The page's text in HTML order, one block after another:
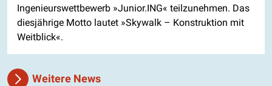
Ingenieurswettbewerb »Junior.ING« teilzunehmen. Das
diesjährige Motto lautet »Skywalk – Konstruktion mit
Weitblick«.
Weitere News